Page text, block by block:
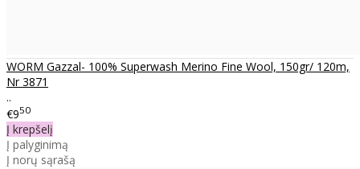
WORM Gazzal- 100% Superwash Merino Fine Wool, 150gr/ 120m,
Nr 3871
..
€950
Į krepšelį
Į palyginimą
Į norų sąrašą